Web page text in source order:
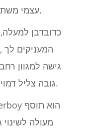
עצמי משתמש במקום תוספי עיוות עצמאיים.
כדובדבן
גישה למגוון
גובה צליל דמוי חייזרים ועד אפקטים כוונון קשים.
מעולה